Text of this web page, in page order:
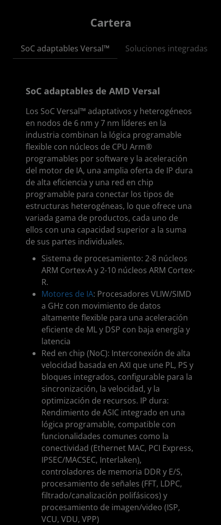
Cartera
SoC adaptables Versal™ Soluciones integradas de
SoC adaptables de AMD Versal
Los SoC Versal™ adaptativos y heterogéneos
en nodos de 6 nm y 7 nm líderes en la
industria combinan la lógica programable
flexible con núcleos de CPU Arm®
programables por software y la aceleración
del motor de IA, una amplia oferta de IP dura
de alta eficiencia y una red en chip
programable para conectar los tipos de
estructuras heterogéneas, lo que ofrece una
variada gama de productos, cada uno de
ellos con una capacidad superior a la suma
de sus partes individuales.
Sistema de procesamiento: 2-8 núcleos
ARM Cortex-A y 2-10 núcleos ARM Cortex-
R.
Motores de IA: Procesadores VLIW/SIMD
a GHz con movimiento de datos
altamente flexible para una aceleración
eficiente de ML y DSP con baja energía y
latencia
Red en chip (NoC): Interconexión de alta
velocidad basada en AXI que une PL, PS y
bloques integrados, configurable para la
sincronización, la velocidad, y la
optimización de recursos. IP dura:
Rendimiento de ASIC integrado en una
lógica programable, compatible con
funcionalidades comunes como la
conectividad (Ethernet MAC, PCI Express,
IPSEC/MACSEC, Interlaken),
controladores de memoria DDR y E/S,
procesamiento de señales (FFT, LDPC,
filtrado/canalización polifásicos) y
procesamiento de imagen/video (ISP,
VCU, VDU, VPP)